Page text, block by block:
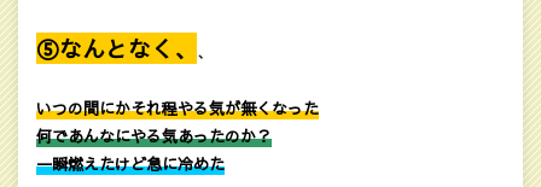
⑤なんとなく、 、
いつの間にかそれ程やる気が無くなった
何であんなにやる気あったのか？
一瞬燃えたけど急に冷めた